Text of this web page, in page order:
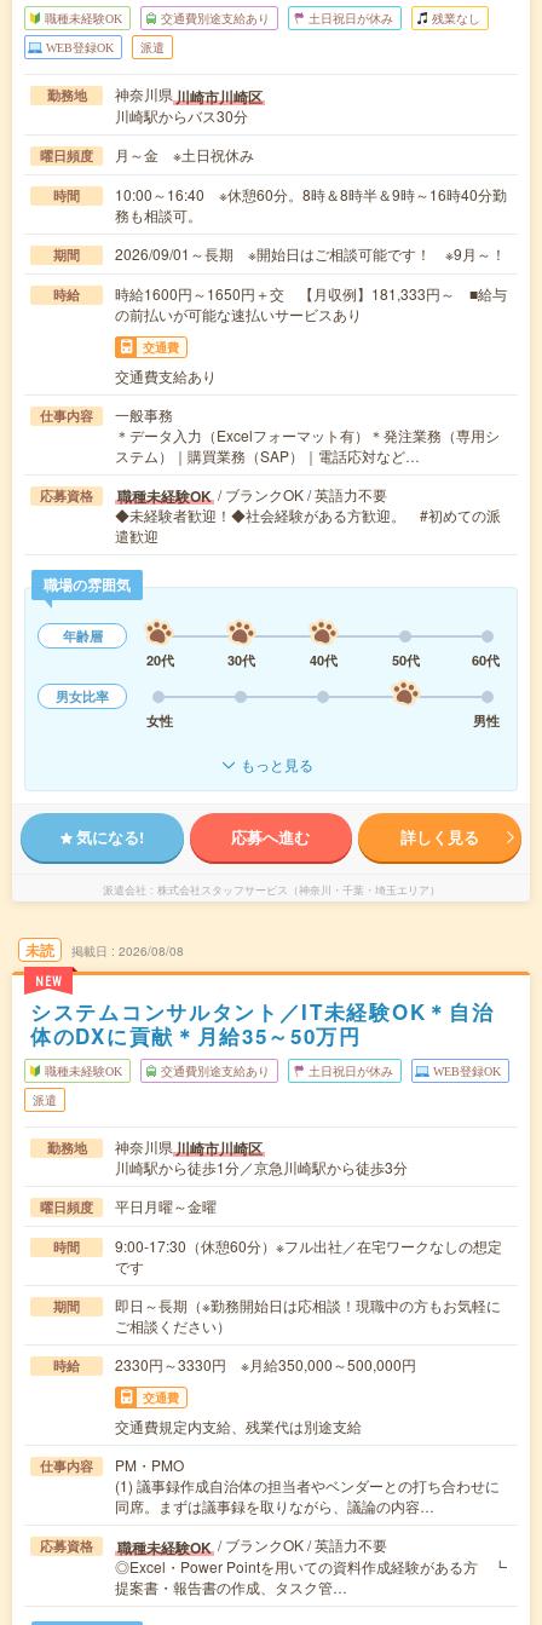
職種未経験OK 交通費別途支給あり 土日祝日が休み 残業なし
WEB登録OK 派遣
勤務地 神奈川県川崎市川崎区
川崎駅からバス30分
曜日頻度 月～金 ※土日祝休み
時間
10:00～16:40 ※休憩60分。8時＆8時半＆9時～16時40分勤
務も相談可。
期間 2026/09/01～長期 ※開始日はご相談可能です！ ※9月～！
時給
時給1600円～1650円＋交 【月収例】181,333円～ ■給与
の前払いが可能な速払いサービスあり
交通費
交通費支給あり
仕事内容
一般事務
＊データ入力（Excelフォーマット有）＊発注業務（専用シ
ステム）｜購買業務（SAP）｜電話応対など…
応募資格 職種未経験OK / ブランクOK / 英語力不要
◆未経験者歓迎！◆社会経験がある方歓迎。 #初めての派
遣歓迎
職場の雰囲気
年齢層
20代
30代 40代 50代
60代
男女比率
女性
男性
もっと見る
気になる! 応募へ進む 詳しく見る
派遣会社 株式会社スタッフサービス（神奈川・千葉・埼玉エリア）
未読
NEW
掲載日 2026/08/08
システムコンサルタント／IT未経験OK＊自治
体のDXに貢献＊月給35～50万円
職種未経験OK 交通費別途支給あり 土日祝日が休み WEB登録OK
派遣
勤務地 神奈川県川崎市川崎区
川崎駅から徒歩1分／京急川崎駅から徒歩3分
曜日頻度 平日月曜～金曜
時間
9:00-17:30（休憩60分）※フル出社／在宅ワークなしの想定
です
期間
即日～長期（※勤務開始日は応相談！現職中の方もお気軽に
ご相談ください）
時給 2330円～3330円 ※月給350,000～500,000円
交通費
交通費規定内支給、残業代は別途支給
仕事内容
PM・PMO
(1) 議事録作成自治体の担当者やベンダーとの打ち合わせに
同席。まずは議事録を取りながら、議論の内容…
応募資格 職種未経験OK / ブランクOK / 英語力不要
◎Excel・Power Pointを用いての資料作成経験がある方 ┗
提案書・報告書の作成、タスク管…